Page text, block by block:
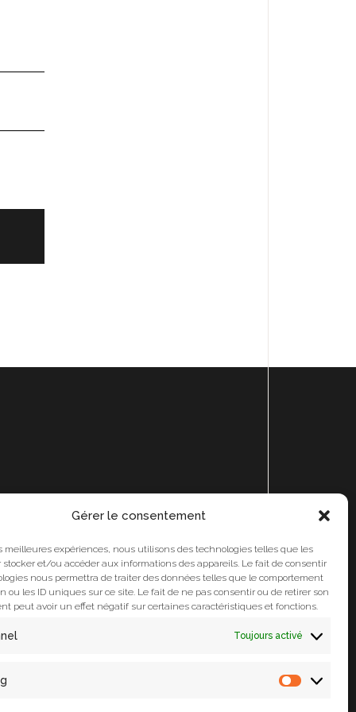
Gérer le consentement
meilleures expériences, nous utilisons des technologies telles que les
stocker et/ou accéder aux informations des appareils. Le fait de consentir
nous permettra de traiter des données telles que le comportement
ou les ID uniques sur ce site. Le fait de ne pas consentir ou de retirer son
peut avoir un effet négatif sur certaines caractéristiques et fonctions.
Toujours activé
Portfolio
Print
Webdesign
Branding
Trade Marketing